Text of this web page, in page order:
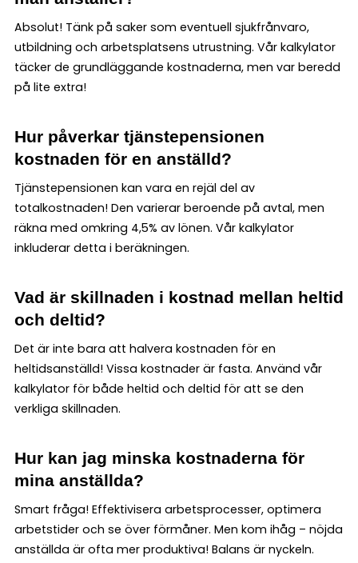
Absolut! Tänk på saker som eventuell sjukfrånvaro,
utbildning och arbetsplatsens utrustning. Vår kalkylator
täcker de grundläggande kostnaderna, men var beredd
på lite extra!
Hur påverkar tjänstepensionen
kostnaden för en anställd?
Tjänstepensionen kan vara en rejäl del av
totalkostnaden! Den varierar beroende på avtal, men
räkna med omkring 4,5% av lönen. Vår kalkylator
inkluderar detta i beräkningen.
Vad är skillnaden i kostnad mellan heltid
och deltid?
Det är inte bara att halvera kostnaden för en
heltidsanställd! Vissa kostnader är fasta. Använd vår
kalkylator för både heltid och deltid för att se den
verkliga skillnaden.
Hur kan jag minska kostnaderna för
mina anställda?
Smart fråga! Effektivisera arbetsprocesser, optimera
arbetstider och se över förmåner. Men kom ihåg – nöjda
anställda är ofta mer produktiva! Balans är nyckeln.